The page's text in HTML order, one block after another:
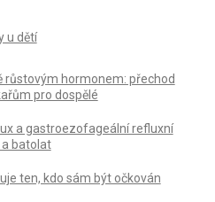
u dětí
růstovým hormonem: přechod
pro dospělé
a gastroezofageální refluxní
a batolat
ten, kdo sám být očkován